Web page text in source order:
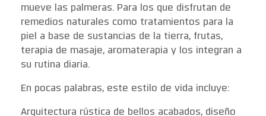
mueve las palmeras. Para los que disfrutan de
remedios naturales como tratamientos para la
piel a base de sustancias de la tierra, frutas,
terapia de masaje, aromaterapia y los integran a
su rutina diaria.
En pocas palabras, este estilo de vida incluye:
Arquitectura rústica de bellos acabados, diseño